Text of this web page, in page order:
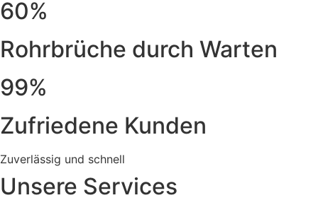
60%
Rohrbrüche durch Warten
99%
Zufriedene Kunden
Zuverlässig und schnell
Unsere Services